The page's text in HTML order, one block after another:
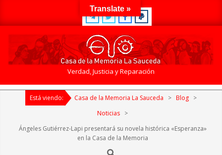
de
La
Verdad, Justicia y Reparación
Primary
NavigationEstá viendo: Casa de la Memoria La Sauceda > Blog >
Noticias >
Ángeles Gutiérrez-Lapi presentará su novela histórica «Esperanza»
en la Casa de la Memoria
Search
Translate »